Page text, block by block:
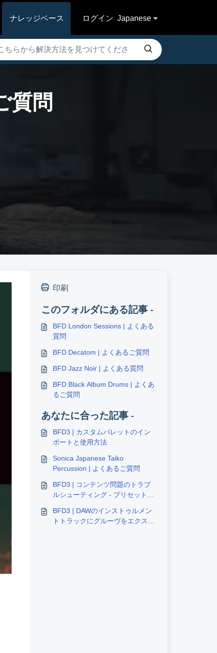
ナレッジベース ログイン Japanese
質問
印刷
このフォルダにある記事 -
BFD London Sessions | よくある
質問
BFD Decatom | よくあるご質問
BFD Jazz Noir | よくある質問
BFD Black Album Drums | よくあ
るご質問
あなたに合った記事 -
BFD3 | カスタムパレットのイン
ポートと使用方法
Sonica Japanese Taiko
Percussion | よくあるご質問
BFD3 | コンテンツ問題のトラブ
ルシューティング - プリセットの
BFD3 | DAWのインストゥルメン
トトラックにグルーヴをエクスポ